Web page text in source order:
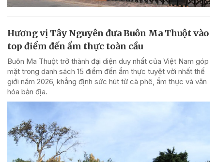
Hương vị Tây Nguyên đưa Buôn Ma Thuột vào
top điểm đến ẩm thực toàn cầu
Buôn Ma Thuột trở thành đại diện duy nhất của Việt Nam góp
mặt trong danh sách 15 điểm đến ẩm thực tuyệt vời nhất thế
giới năm 2026, khẳng định sức hút từ cà phê, ẩm thực và văn
hóa bản địa.